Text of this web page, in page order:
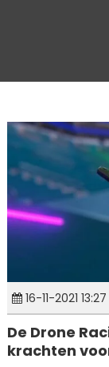
16-11-2021 13:27
De Drone
krachten